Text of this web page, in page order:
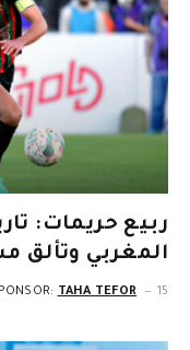
ربيع حريمات:
المغربي وتألق
TAHA TEFOR 15 سبتمبر، 2025